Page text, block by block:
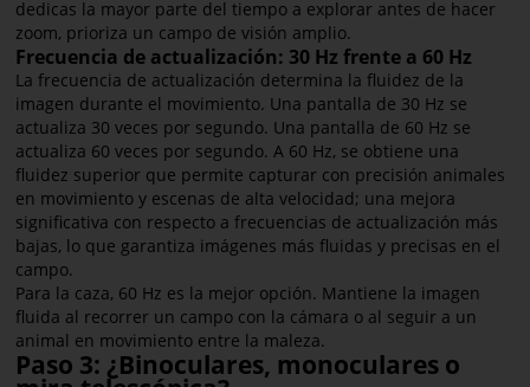
dedicas la mayor parte del tiempo a explorar antes de hacer
zoom, prioriza un campo de visión amplio.
Frecuencia de actualización: 30 Hz frente a 60 Hz
La frecuencia de actualización determina la fluidez de la
imagen durante el movimiento. Una pantalla de 30 Hz se
actualiza 30 veces por segundo. Una pantalla de 60 Hz se
actualiza 60 veces por segundo. A 60 Hz, se obtiene una
fluidez superior que permite capturar con precisión animales
en movimiento y escenas de alta velocidad; una mejora
significativa con respecto a frecuencias de actualización más
bajas, lo que garantiza imágenes más fluidas y precisas en el
campo.
Para la caza, 60 Hz es la mejor opción. Mantiene la imagen
fluida al recorrer un campo con la cámara o al seguir a un
animal en movimiento entre la maleza.
Paso 3: ¿Binoculares, monoculares o